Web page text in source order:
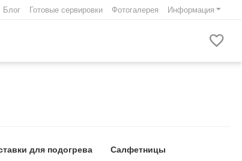
Блог Готовые сервировки Фотогалерея Информация
для подогрева Салфетницы